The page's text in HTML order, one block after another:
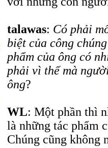
talawas: Có phải
biệt của công
phẩm của ông có
phải vì thế mà
ông?
WL: Một phần thì
là những tác phẩm
Chúng cũng không